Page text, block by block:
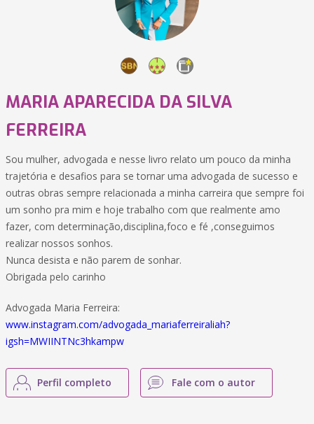
MARIA APARECIDA DA SILVA
FERREIRA
Sou mulher, advogada e nesse livro relato um pouco da minha
trajetória e desafios para se tornar uma advogada de sucesso e
outras obras sempre relacionada a minha carreira que sempre foi
um sonho pra mim e hoje trabalho com que realmente amo
fazer, com determinação,disciplina,foco e fé ,conseguimos
realizar nossos sonhos.
Nunca desista e não parem de sonhar.
Obrigada pelo carinho
Advogada Maria Ferreira:
www.instagram.com/advogada_mariaferreiraliah?
igsh=MWIINTNc3hkampw
Perfil completo Fale com o autor